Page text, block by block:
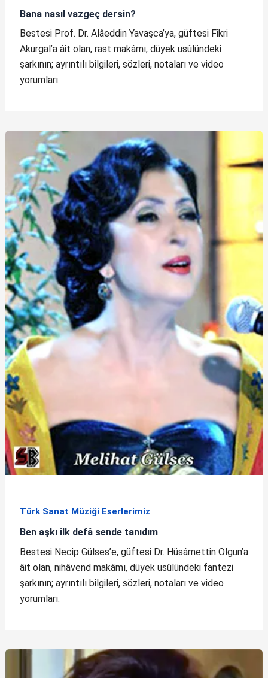
Bana nasıl vazgeç dersin?
Bestesi Prof. Dr. Alâeddin Yavaşca’ya, güftesi Fikri
Akurgal’a âit olan, rast makâmı, düyek usûlündeki
şarkının; ayrıntılı bilgileri, sözleri, notaları ve video
yorumları.
Türk Sanat Müziği Eserlerimiz
Ben aşkı ilk defâ sende tanıdım
Bestesi Necip Gülses’e, güftesi Dr. Hüsâmettin Olgun’a
âit olan, nihâvend makâmı, düyek usûlündeki fantezi
şarkının; ayrıntılı bilgileri, sözleri, notaları ve video
yorumları.